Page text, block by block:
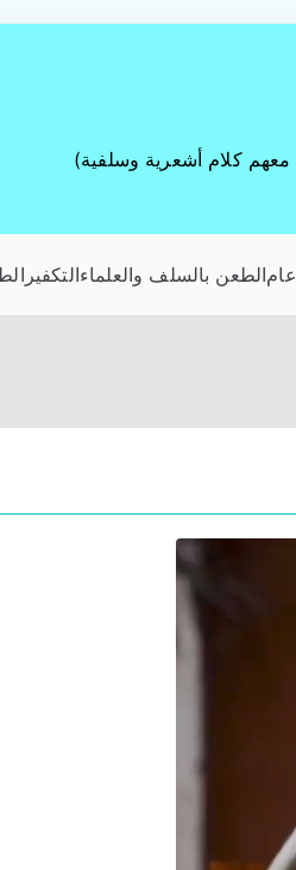
معهم كلام أشعرية وسلفية)
الطعن بالسلف والعلماءالتكفير